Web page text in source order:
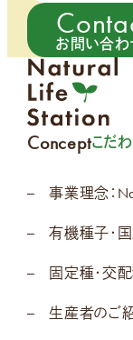
お問い合わ
Conceptこだわ
事業理念：
有機種子・
固定種・交
生産者のご